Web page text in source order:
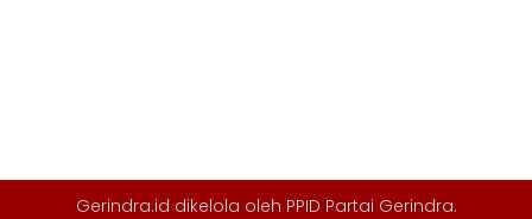
Gerindra.id dikelola oleh PPID Partai Gerindra.